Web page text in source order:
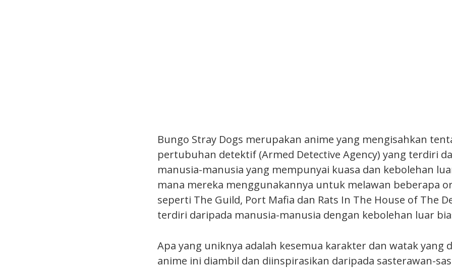
Bungo Stray Dogs merupakan anime yang mengisahkan
pertubuhan detektif (Armed Detective Agency) yang terdiri
manusia-manusia yang mempunyai kuasa dan kebolehan
mana mereka menggunakannya untuk melawan beberapa
seperti The Guild, Port Mafia dan Rats In The House of The
terdiri daripada manusia-manusia dengan kebolehan luar
Apa yang uniknya adalah kesemua karakter dan watak yang
anime ini diambil dan diinspirasikan daripada sasterawan-